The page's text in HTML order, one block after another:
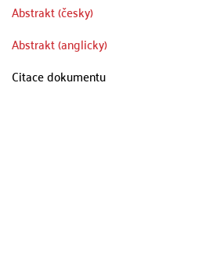
Abstrakt (česky)
Abstrakt (anglicky)
Citace dokumentu